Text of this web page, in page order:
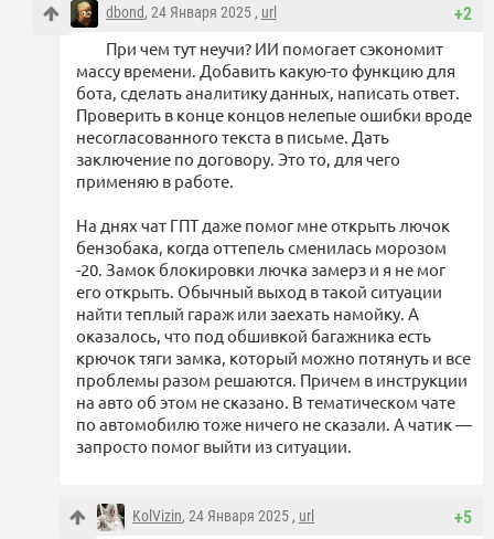
+2
dbond, 24 Января 2025 , url
При чем тут неучи? ИИ помогает сэкономит
массу времени. Добавить какую-то функцию для
бота, сделать аналитику данных, написать ответ.
Проверить в конце концов нелепые ошибки вроде
несогласованного текста в письме. Дать
заключение по договору. Это то, для чего
применяю в работе.
На днях чат ГПТ даже помог мне открыть лючок
бензобака, когда оттепель сменилась морозом
-20. Замок блокировки лючка замерз и я не мог
его открыть. Обычный выход в такой ситуации
найти теплый гараж или заехать намойку. А
оказалось, что под обшивкой багажника есть
крючок тяги замка, который можно потянуть и все
проблемы разом решаются. Причем в инструкции
на авто об этом не сказано. В тематическом чате
по автомобилю тоже ничего не сказали. А чатик —
запросто помог выйти из ситуации.
+5
KolVizin, 24 Января 2025 , url